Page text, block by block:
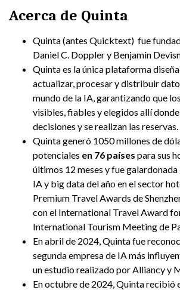
Acerca de Quinta
Quinta (antes Quicktext) fue
Daniel C. Doppler y Benjamin
Quinta es la única plataforma
actualizar, procesar y distribuir
mundo de la IA, garantizando que
visibles, fiables y elegidos allí
decisiones y se realizan las reservas.
Quinta generó 1050 millones de
potenciales en 76 países para sus
últimos 12 meses y fue
IA y big data del año en el sector
Premium Travel Awards de
con el International Travel Award
International Tourism Meeting de
En abril de 2024, Quinta fue
segunda empresa de IA más
un estudio realizado por Alliancy y
En octubre de 2024, Quinta recibió